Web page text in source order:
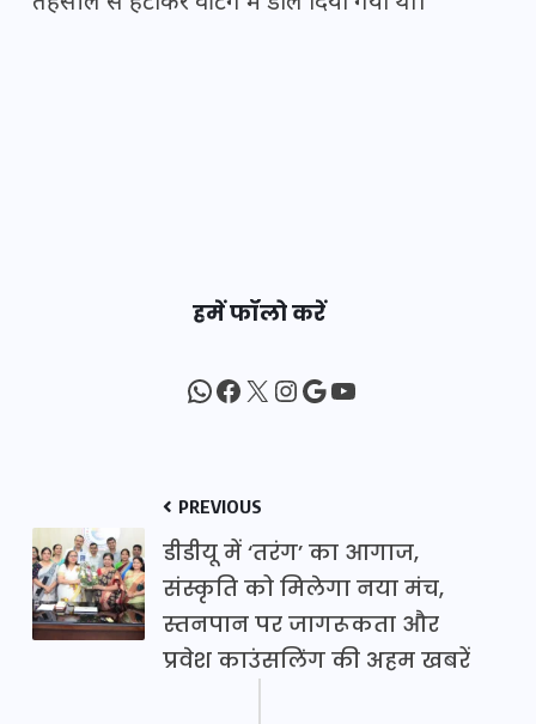
हमें फॉलो करें
WhatsApp
Facebook
X Instagram
Google
YouTube
PREVIOUS
डीडीयू में ‘तरंग’ का आगाज,
संस्कृति को मिलेगा नया मंच,
स्तनपान पर जागरूकता और
प्रवेश काउंसलिंग की अहम खबरें